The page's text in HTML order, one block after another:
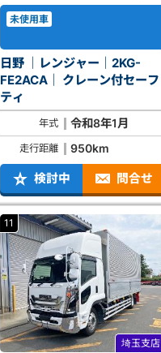
未使用車
日野 ｜レンジャー｜2KG-
FE2ACA｜ クレーン付セーフ
ティ
年式 令和8年1月
走行距離 950km
検討中 問合せ
11
埼玉支店